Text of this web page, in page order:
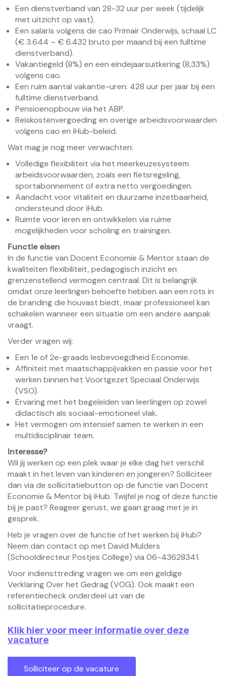
Een dienstverband van 28-32 uur per week (tijdelijk
met uitzicht op vast).
Een salaris volgens de cao Primair Onderwijs, schaal LC
(€ 3.644 – € 6.432 bruto per maand bij een fulltime
dienstverband).
Vakantiegeld (8%) en een eindejaarsuitkering (8,33%)
volgens cao.
Een ruim aantal vakantie-uren: 428 uur per jaar bij een
fulltime dienstverband.
Pensioenopbouw via het ABP.
Reiskostenvergoeding en overige arbeidsvoorwaarden
volgens cao en iHub-beleid.
Wat mag je nog meer verwachten:
Volledige flexibiliteit via het meerkeuzesysteem
arbeidsvoorwaarden, zoals een fietsregeling,
sportabonnement of extra netto vergoedingen.
Aandacht voor vitaliteit en duurzame inzetbaarheid,
ondersteund door iHub.
Ruimte voor leren en ontwikkelen via ruime
mogelijkheden voor scholing en trainingen.
Functie eisen
In de functie van Docent Economie & Mentor staan de
kwaliteiten flexibiliteit, pedagogisch inzicht en
grenzenstellend vermogen centraal. Dit is belangrijk
omdat onze leerlingen behoefte hebben aan een rots in
de branding die houvast biedt, maar professioneel kan
schakelen wanneer een situatie om een andere aanpak
vraagt.
Verder vragen wij:
Een 1e of 2e-graads lesbevoegdheid Economie.
Affiniteit met maatschappijvakken en passie voor het
werken binnen het Voortgezet Speciaal Onderwijs
(VSO).
Ervaring met het begeleiden van leerlingen op zowel
didactisch als sociaal-emotioneel vlak.
Het vermogen om intensief samen te werken in een
multidisciplinair team.
Interesse?
Wil jij werken op een plek waar je elke dag het verschil
maakt in het leven van kinderen en jongeren? Solliciteer
dan via de sollicitatiebutton op de functie van Docent
Economie & Mentor bij iHub. Twijfel je nog of deze functie
bij je past? Reageer gerust, we gaan graag met je in
gesprek.
Heb je vragen over de functie of het werken bij iHub?
Neem dan contact op met David Mulders
(Schooldirecteur Postjes College) via 06-43628341.
Voor indiensttreding vragen we om een geldige
Verklaring Over het Gedrag (VOG). Ook maakt een
referentiecheck onderdeel uit van de
sollicitatieprocedure.
Klik hier voor meer informatie over deze
vacature